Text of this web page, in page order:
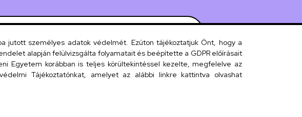
UD telefonkönyv
jutott személyes adatok védelmét. Ezúton tájékoztatjuk Önt, hogy a
alapján felülvizsgálta folyamatait és beépítette a GDPR előírásait
Egyetem korábban is teljes körültekintéssel kezelte, megfelelve az
Tájékoztatónkat, amelyet az alábbi linkre kattintva olvashat